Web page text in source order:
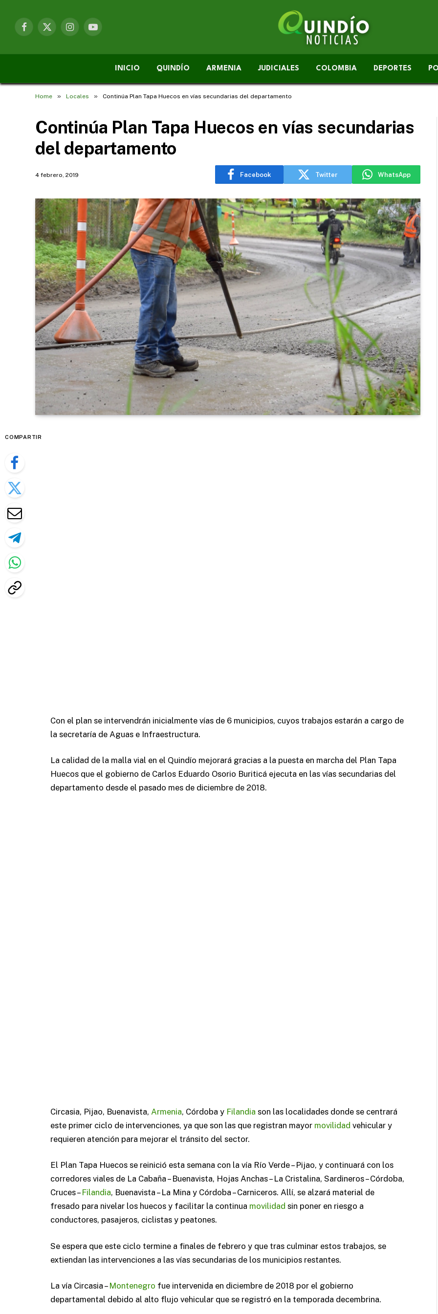
Facebook
X
InstagramYouTube
INICIO QUINDÍO ARMENIA JUDICIALES COLOMBIA DEPORTES
Home » Locales » Continúa Plan Tapa Huecos en vías secundarias del departamento
Continúa Plan Tapa Huecos en vías secundarias
del departamento
4 febrero, 2019 Facebook Twitter WhatsApp
COMPARTIR
Con el plan se intervendrán inicialmente vías de 6 municipios, cuyos trabajos estarán a cargo de
la secretaría de Aguas e Infraestructura.
La calidad de la malla vial en el Quindío mejorará gracias a la puesta en marcha del Plan Tapa
Huecos que el gobierno de Carlos Eduardo Osorio Buriticá ejecuta en las vías secundarias del
departamento desde el pasado mes de diciembre de 2018.
Circasia, Pijao, Buenavista, Armenia, Córdoba y Filandia son las localidades donde se centrará
este primer ciclo de intervenciones, ya que son las que registran mayor movilidad vehicular y
requieren atención para mejorar el tránsito del sector.
El Plan Tapa Huecos se reinició esta semana con la vía Río Verde – Pijao, y continuará con los
corredores viales de La Cabaña – Buenavista, Hojas Anchas – La Cristalina, Sardineros – Córdoba,
Cruces – Filandia, Buenavista – La Mina y Córdoba – Carniceros. Allí, se alzará material de
fresado para nivelar los huecos y facilitar la continua movilidad sin poner en riesgo a
conductores, pasajeros, ciclistas y peatones.
Se espera que este ciclo termine a finales de febrero y que tras culminar estos trabajos, se
extiendan las intervenciones a las vías secundarias de los municipios restantes.
La vía Circasia – Montenegro fue intervenida en diciembre de 2018 por el gobierno
departamental debido al alto flujo vehicular que se registró en la temporada decembrina.